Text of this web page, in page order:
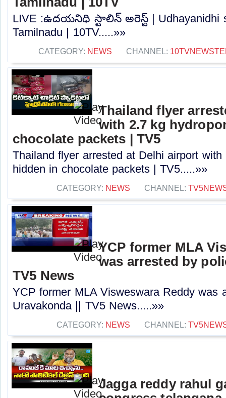
LIVE :ఉదయనిధి స్టాలిన్ అరెస్ట్ | Udhayanidhi
Tamilnadu | 10TV.....»»
CATEGORY: NEWS CHANNEL:
Thailand flyer
with 2.7 kg
chocolate packets | TV5
Thailand flyer arrested at Delhi airport
hidden in chocolate packets | TV5.....»»
CATEGORY: NEWS CHANNEL:
YCP former MLA
was arrested by
TV5 News
YCP former MLA Visweswara Reddy was
Uravakonda || TV5 News.....»»
CATEGORY: NEWS CHANNEL:
Jagga reddy rahul